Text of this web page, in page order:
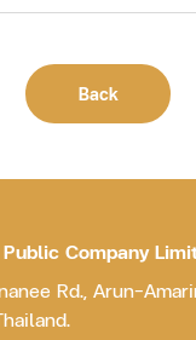
Back
Company
Rd., Arun-